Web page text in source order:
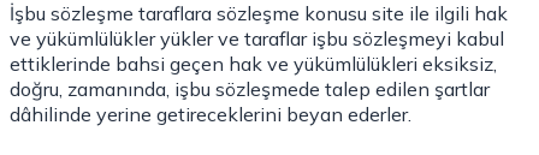
İşbu sözleşme taraflara sözleşme konusu site ile ilgili hak
ve yükümlülükler yükler ve taraflar işbu sözleşmeyi kabul
ettiklerinde bahsi geçen hak ve yükümlülükleri eksiksiz,
doğru, zamanında, işbu sözleşmede talep edilen şartlar
dâhilinde yerine getireceklerini beyan ederler.